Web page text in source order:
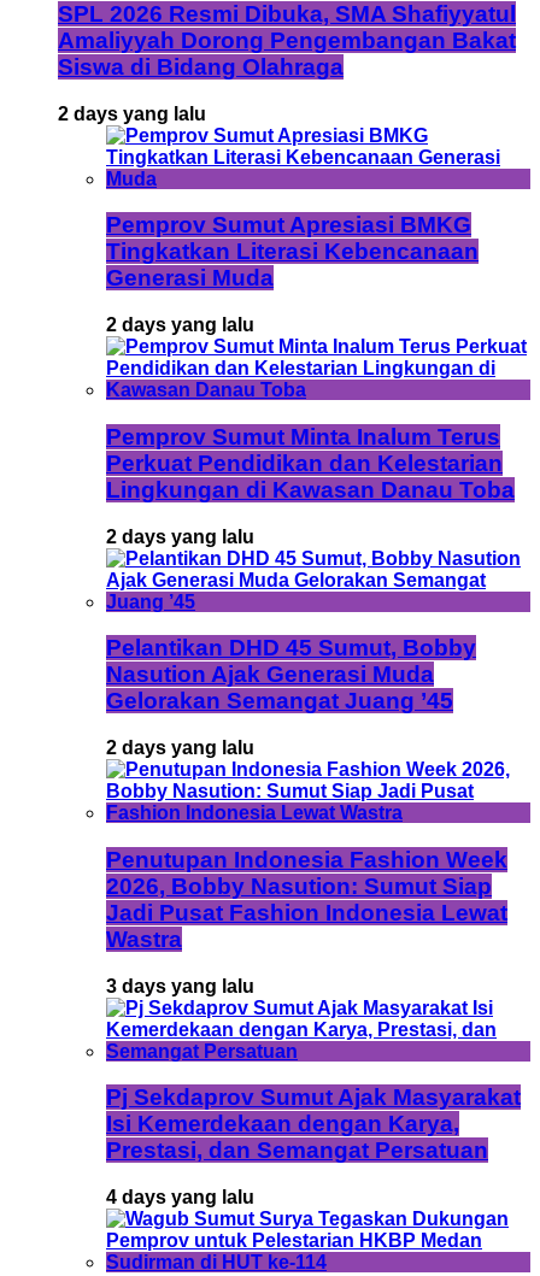
SPL 2026 Resmi Dibuka, SMA Shafiyyatul
Amaliyyah Dorong Pengembangan Bakat
Siswa di Bidang Olahraga
2 days yang lalu
Pemprov Sumut Apresiasi BMKG
Tingkatkan Literasi Kebencanaan
Generasi Muda
2 days yang lalu
Pemprov Sumut Minta Inalum Terus
Perkuat Pendidikan dan Kelestarian
Lingkungan di Kawasan Danau Toba
2 days yang lalu
Pelantikan DHD 45 Sumut, Bobby
Nasution Ajak Generasi Muda
Gelorakan Semangat Juang ’45
2 days yang lalu
Penutupan Indonesia Fashion Week
2026, Bobby Nasution: Sumut Siap
Jadi Pusat Fashion Indonesia Lewat
Wastra
3 days yang lalu
Pj Sekdaprov Sumut Ajak Masyarakat
Isi Kemerdekaan dengan Karya,
Prestasi, dan Semangat Persatuan
4 days yang lalu